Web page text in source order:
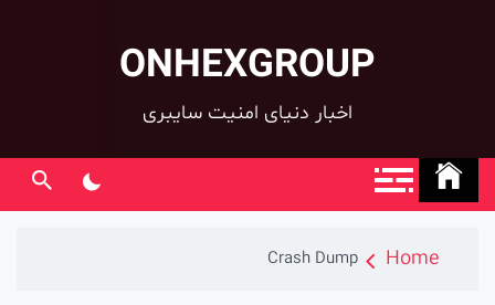
ONHEXGROUP
اخبار دنیای امنیت سایبری
Home
Crash Dump